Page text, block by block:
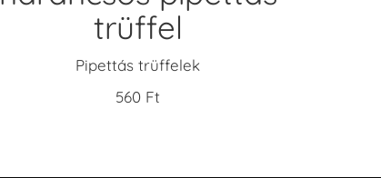
trüffel
Pipettás trüffelek
560 Ft